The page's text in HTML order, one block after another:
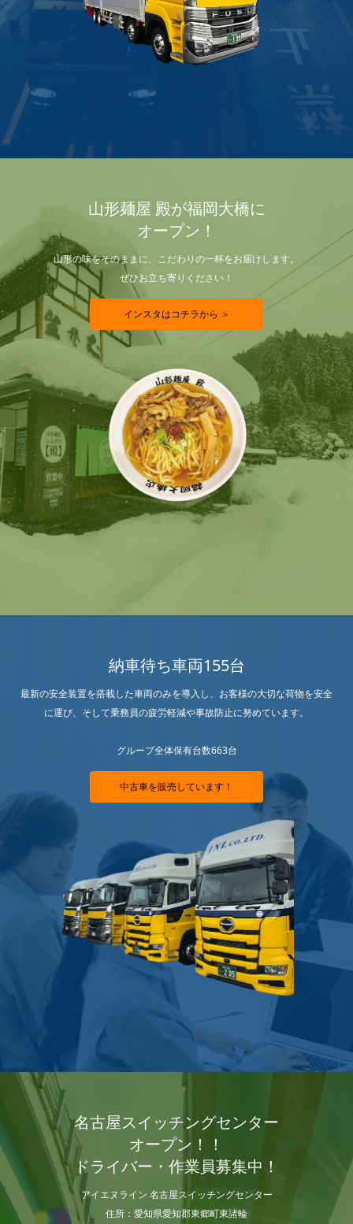
山形麺屋 殿が福岡大橋に
オープン！
山形の味をそのままに、こだわりの一杯をお届けします。
ぜひお立ち寄りください！
インスタはコチラから ＞
納車待ち車両155台
最新の安全装置を搭載した車両のみを導入し、お客様の大切な荷物を安全
に運び、そして乗務員の疲労軽減や事故防止に努めています。
グループ全体保有台数663台
中古車を販売しています！
名古屋スイッチングセンター
オープン！！
ドライバー・作業員募集中！
アイエヌライン 名古屋スイッチングセンター
住所：愛知県愛知郡東郷町東諸輪